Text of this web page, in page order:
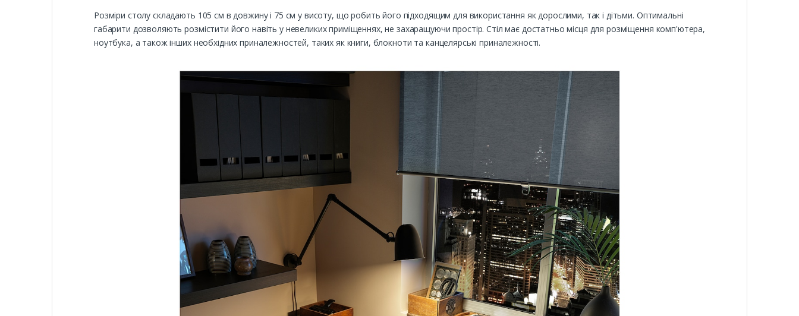
Розміри столу складають 105 см в довжину і 75 см у висоту, що робить його підходящим для використання як дорослими, так і дітьми. Оптимальні
габарити дозволяють розмістити його навіть у невеликих приміщеннях, не захаращуючи простір. Стіл має достатньо місця для розміщення комп'ютера,
ноутбука, а також інших необхідних приналежностей, таких як книги, блокноти та канцелярські приналежності.